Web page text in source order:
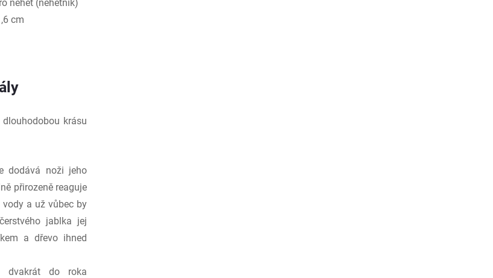
nehet (nehetník)
cm
krásu
dodává noži jeho
přirozeně reaguje
a už vůbec by
jablka jej
a dřevo ihned
dvakrát do roka